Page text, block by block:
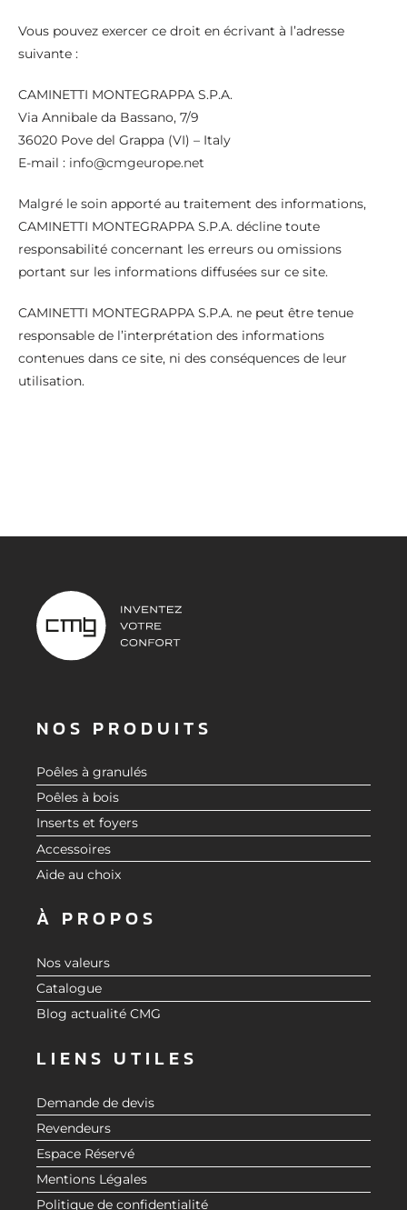
Vous pouvez exercer ce droit en écrivant à l’adresse
suivante :
CAMINETTI MONTEGRAPPA S.P.A.
Via Annibale da Bassano, 7/9
36020 Pove del Grappa (VI) – Italy
E-mail : info@cmgeurope.net
Malgré le soin apporté au traitement des informations,
CAMINETTI MONTEGRAPPA S.P.A. décline toute
responsabilité concernant les erreurs ou omissions
portant sur les informations diffusées sur ce site.
CAMINETTI MONTEGRAPPA S.P.A. ne peut être tenue
responsable de l’interprétation des informations
contenues dans ce site, ni des conséquences de leur
utilisation.
NOS PRODUITS
Poêles à granulés
Poêles à bois
Inserts et foyers
Accessoires
Aide au choix
À PROPOS
Nos valeurs
Catalogue
Blog actualité CMG
LIENS UTILES
Demande de devis
Revendeurs
Espace Réservé
Mentions Légales
Politique de confidentialité